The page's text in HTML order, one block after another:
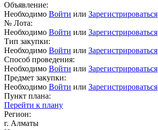
Объявление:
Необходимо Войти или Зарегистрироваться
№ Лота:
Необходимо Войти или Зарегистрироваться
Тип закупки:
Необходимо Войти или Зарегистрироваться
Способ проведения:
Необходимо Войти или Зарегистрироваться
Предмет закупки:
Необходимо Войти или Зарегистрироваться
Пункт плана:
Перейти к плану
Регион:
г. Алматы